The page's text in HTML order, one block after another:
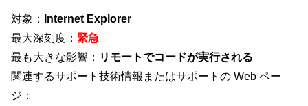
対象：
Internet Explorer
最大深刻度： 緊急
最も大きな影響： リモートでコードが実行される
関連するサポート技術情報またはサポートの Web ペー
ジ：